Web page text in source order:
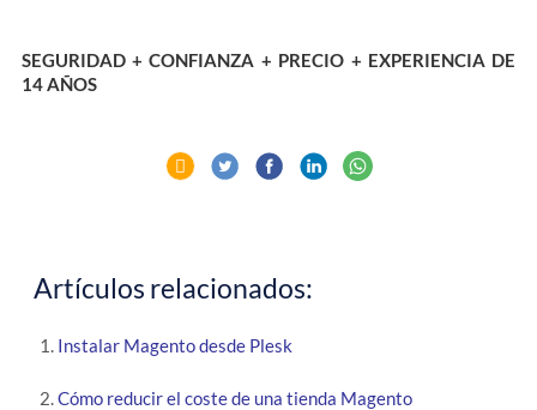
SEGURIDAD + CONFIANZA + PRECIO + EXPERIENCIA DE
14 AÑOS
Artículos relacionados:
Instalar Magento desde Plesk
Cómo reducir el coste de una tienda Magento